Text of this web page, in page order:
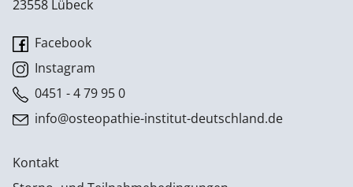
23558 Lübeck
Facebook
Instagram
0451 - 4 79 95 0
info@osteopathie-institut-deutschland.de
Kontakt